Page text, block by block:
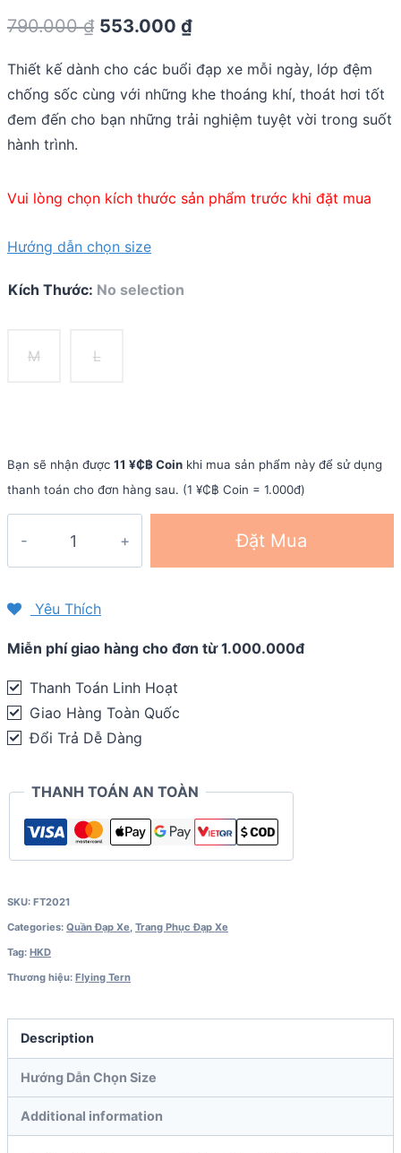
out
790.000₫ Original
was:
790.000 ₫.
553.000 ₫Current
is:
553.000 ₫.
Thiết kế dành cho các buổi đạp xe mỗi ngày, lớp đệm
chống sốc cùng với những khe thoáng khí, thoát hơi tốt
đem đến cho bạn những trải nghiệm tuyệt vời trong suốt
hành trình.
Vui lòng chọn kích thước sản phẩm trước khi đặt mua
Hướng dẫn chọn size
Kích Thước: No selection
M L
Bạn sẽ nhận được 11 ¥₵฿ Coin khi mua sản phẩm này để sử dụng
thanh toán cho đơn hàng sau. (1 ¥₵฿ Coin = 1.000đ)
xe
Flying
Tern
Bib
Shorts
Đặt Mua
Yêu Thích
Miễn phí giao hàng cho đơn từ 1.000.000đ
Thanh Toán Linh Hoạt
Giao Hàng Toàn Quốc
Đổi Trả Dễ Dàng
THANH TOÁN AN TOÀN
SKU: FT2021
Categories: Quần Đạp Xe, Trang Phục Đạp Xe
Tag: HKD
Thương hiệu: Flying Tern
Description
Hướng Dẫn Chọn Size
Additional information